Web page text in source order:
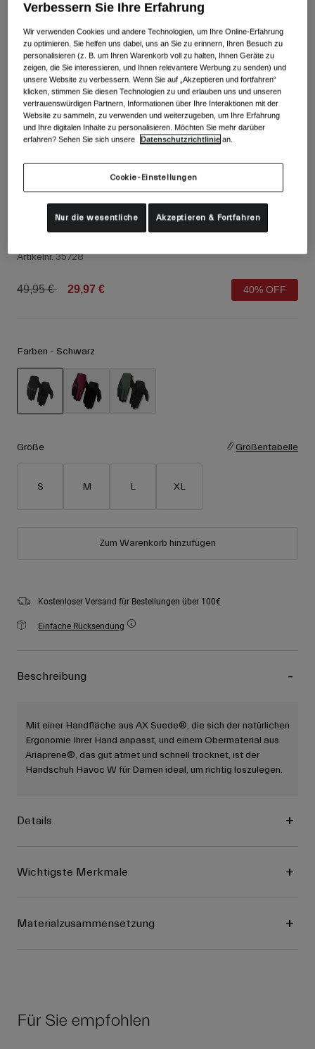
Schuhe
Rennrad Schuhe
Mountainbike Schuhe
Gravel Schuhe
Alle anzeigen
Bekleidung
Rennrad Bekleidung
Goggles
Handschuhe
Ersatzteile
Alle anzeigen
Schutzbrillen
Ski
Snowboard
Mit austauschbaren Gläsern
Kinder
Helme
Verwendungszweck
All Mountain
Ski Race
Havoc Handschuhe Damen
Artikelnr.35728
Price reduced from
49,95 €to 29,97 € 40% OFF
Farben - Schwarz
Größe Größentabelle
S M L XL
Zum Warenkorb hinzufügen
Kostenloser Versand für Bestellungen über 100€
Einfache Rücksendung
Beschreibung
Mit einer Handfläche aus AX Suede®, die sich der natürlichen
Ergonomie Ihrer Hand anpasst, und einem Obermaterial aus
Ariaprene®, das gut atmet und schnell trocknet, ist der
Handschuh Havoc W für Damen ideal, um richtig loszulegen.
Details
Wichtigste Merkmale
Materialzusammensetzung
Für Sie empfohlen
Verbessern Sie Ihre Erfahrung
Wir verwenden Cookies und andere Technologien, um Ihre Online-Erfahrung
zu optimieren. Sie helfen uns dabei, uns an Sie zu erinnern, Ihren Besuch zu
personalisieren (z. B. um Ihren Warenkorb voll zu halten, Ihnen Geräte zu
zeigen, die Sie interessieren, und Ihnen relevantere Werbung zu senden) und
unsere Website zu verbessern. Wenn Sie auf „Akzeptieren und fortfahren“
klicken, stimmen Sie diesen Technologien zu und erlauben uns und unseren
vertrauenswürdigen Partnern, Informationen über Ihre Interaktionen mit der
Website zu sammeln, zu verwenden und weiterzugeben, um Ihre Erfahrung
und Ihre digitalen Inhalte zu personalisieren. Möchten Sie mehr darüber
erfahren? Sehen Sie sich unsere
Datenschutzrichtlinie an.
Cookie-Einstellungen
Nur die wesentliche Akzeptieren & Fortfahren